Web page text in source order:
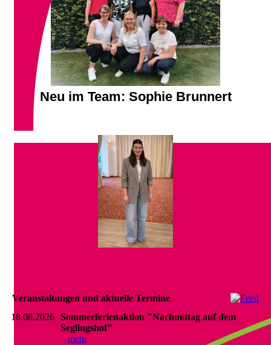
Neu im Team: Sophie Brunnert
Veranstaltungen und aktuelle Termine
18.08.2026 Sommerferienaktion "Nachmittag auf dem
Seglingshof"
mehr